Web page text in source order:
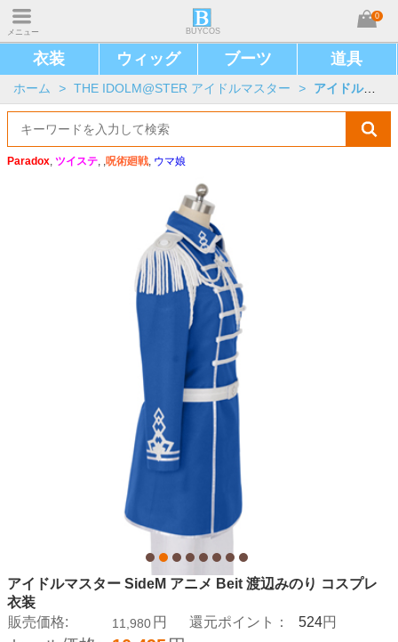
メニュー BUYCOS
0
衣装 ウィッグ ブーツ 道具
ホーム > THE IDOLM@STER アイドルマスター > アイドルマスター SideM
Paradox, ツイステ, ,呪術廻戦, ウマ娘
アイドルマスター SideM アニメ Beit 渡辺みのり コスプレ
衣装
販売価格:
11,980 円 還元ポイント： 524円